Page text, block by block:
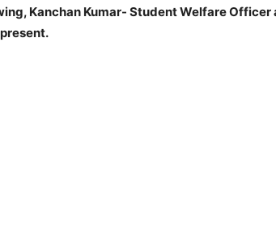
Kanchan Kumar- Student Welfare